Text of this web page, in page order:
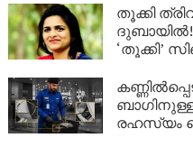
അറബി
തൂക്കി
‘തൂക്കി’
നിർണായക
രഹസ്യം